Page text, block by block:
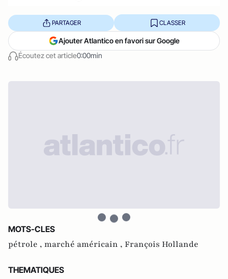
Écoutez cet article0:00min
PARTAGER CLASSER
Ajouter Atlantico en favori sur Google
MOTS-CLES
pétrole , marché américain , François Hollande
THEMATIQUES